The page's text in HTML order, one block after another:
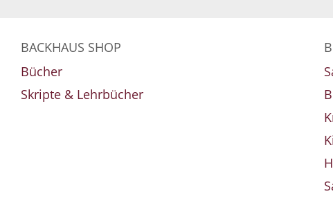
BACKHAUS SHOP
Bücher
Skripte & Lehrbücher